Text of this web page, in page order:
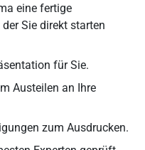
eine fertige
Sie direkt starten
für Sie.
Austeilen an Ihre
zum Ausdrucken.